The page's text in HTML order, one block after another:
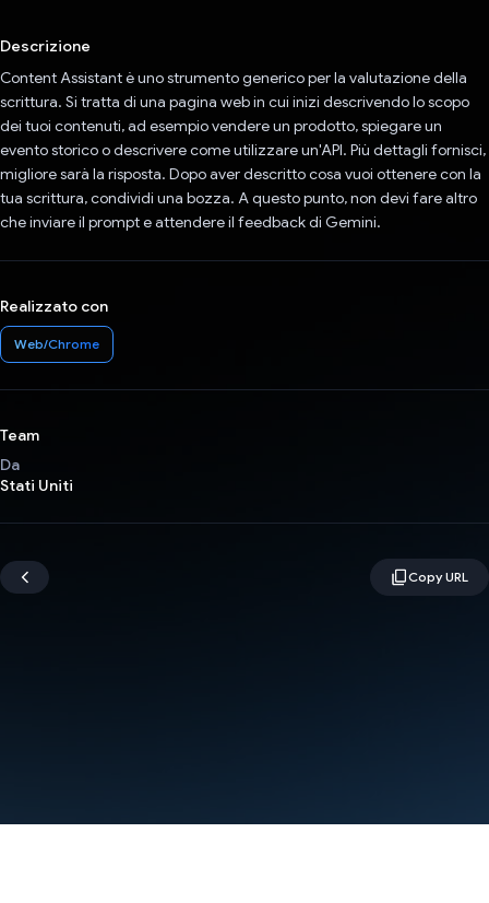
Descrizione
Content Assistant è uno strumento generico per la valutazione della
scrittura. Si tratta di una pagina web in cui inizi descrivendo lo scopo
dei tuoi contenuti, ad esempio vendere un prodotto, spiegare un
evento storico o descrivere come utilizzare un'API. Più dettagli fornisci,
migliore sarà la risposta. Dopo aver descritto cosa vuoi ottenere con la
tua scrittura, condividi una bozza. A questo punto, non devi fare altro
che inviare il prompt e attendere il feedback di Gemini.
Realizzato con
Web/Chrome
Team
Da
Stati Uniti